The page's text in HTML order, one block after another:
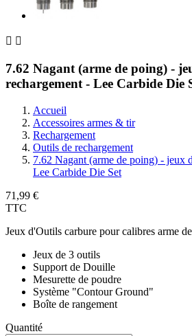
 
7.62 Nagant (arme de poing) -
rechargement - Lee Carbide Die
Accueil
Accessoires armes & tir
Rechargement
Outils de rechargement
7.62 Nagant (arme de poing) - jeux
Lee Carbide Die Set
71,99 €
TTC
Jeux d'Outils carbure pour calibres arme
Jeux de 3 outils
Support de Douille
Mesurette de poudre
Système "Contour Ground"
Boîte de rangement
Quantité